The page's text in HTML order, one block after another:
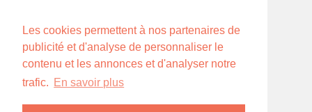
Les cookies permettent à nos partenaires de
publicité et d'analyse de personnaliser le
contenu et les annonces et d'analyser notre
trafic. En savoir plus